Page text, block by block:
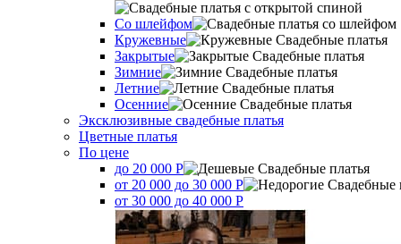
Со шлейфом
Кружевные
Закрытые
Зимние
Летние
Осенние
Эксклюзивные свадебные платья
Цветные платья
По цене
до 20 000 Р
от 20 000 до 30 000 Р
от 30 000 до 40 000 Р